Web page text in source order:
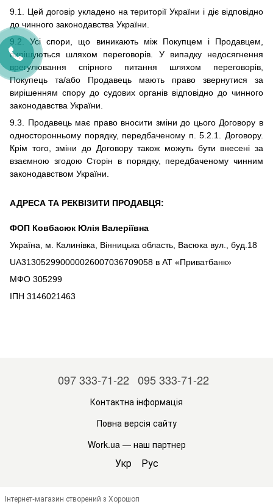
9.1. Цей договір укладено на території України і діє відповідно
до чинного законодавства України.
9.2. Усі спори, що виникають між Покупцем і Продавцем,
вирішуються шляхом переговорів. У випадку недосягнення
врегулювання спірного питання шляхом переговорів,
Покупець та/або Продавець мають право звернутися за
вирішенням спору до судових органів відповідно до чинного
законодавства України.
9.3. Продавець має право вносити зміни до цього Договору в
односторонньому порядку, передбаченому п. 5.2.1. Договору.
Крім того, зміни до Договору також можуть бути внесені за
взаємною згодою Сторін в порядку, передбаченому чинним
законодавством України.
АДРЕСА ТА РЕКВІЗИТИ ПРОДАВЦЯ:
ФОП Ковбасюк Юлія Валеріївна
Україна, м. Калинівка , Вінницька область, Васюка вул., буд. 18
UA313052990000026007036709058 в АТ «Приватбанк»
МФО 305299
ІПН 3146021463
097 333-71-22 095 333-71-22
Контактна інформація
Повна версія сайту
Work.ua— наш партнер
Укр Рус
Інтернет-магазин створений з Хорошоп